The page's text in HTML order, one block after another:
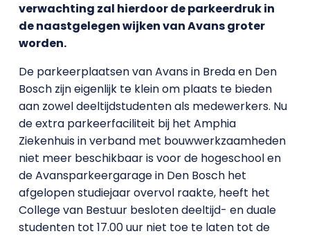
verwachting zal hierdoor de parkeerdruk in
de naastgelegen wijken van Avans groter
worden.
De parkeerplaatsen van Avans in Breda en Den
Bosch zijn eigenlijk te klein om plaats te bieden
aan zowel deeltijdstudenten als medewerkers. Nu
de extra parkeerfaciliteit bij het Amphia
Ziekenhuis in verband met bouwwerkzaamheden
niet meer beschikbaar is voor de hogeschool en
de Avansparkeergarage in Den Bosch het
afgelopen studiejaar overvol raakte, heeft het
College van Bestuur besloten deeltijd- en duale
studenten tot 17.00 uur niet toe te laten tot de